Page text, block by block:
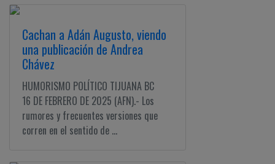
Cachan a Adán Augusto, viendo
una publicación de Andrea
Chávez
HUMORISMO POLÍTICO TIJUANA BC
16 DE FEBRERO DE 2025 (AFN).- Los
rumores y frecuentes versiones que
corren en el sentido de ...